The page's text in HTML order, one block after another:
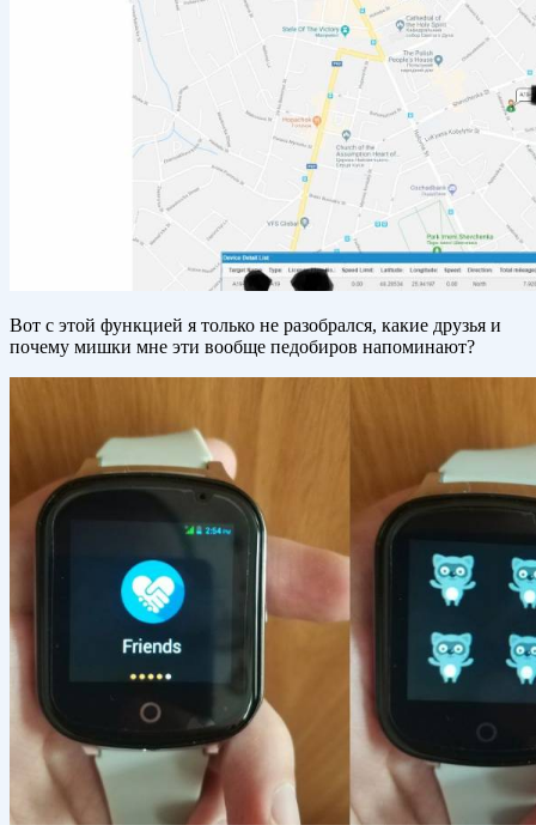
Вот с этой функцией я только не разобрался, какие друзья и
почему мишки мне эти вообще педобиров напоминают?